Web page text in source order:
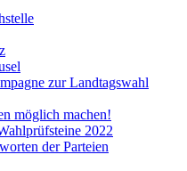
zur Landtagswahl
möglich machen!
2022
der Parteien